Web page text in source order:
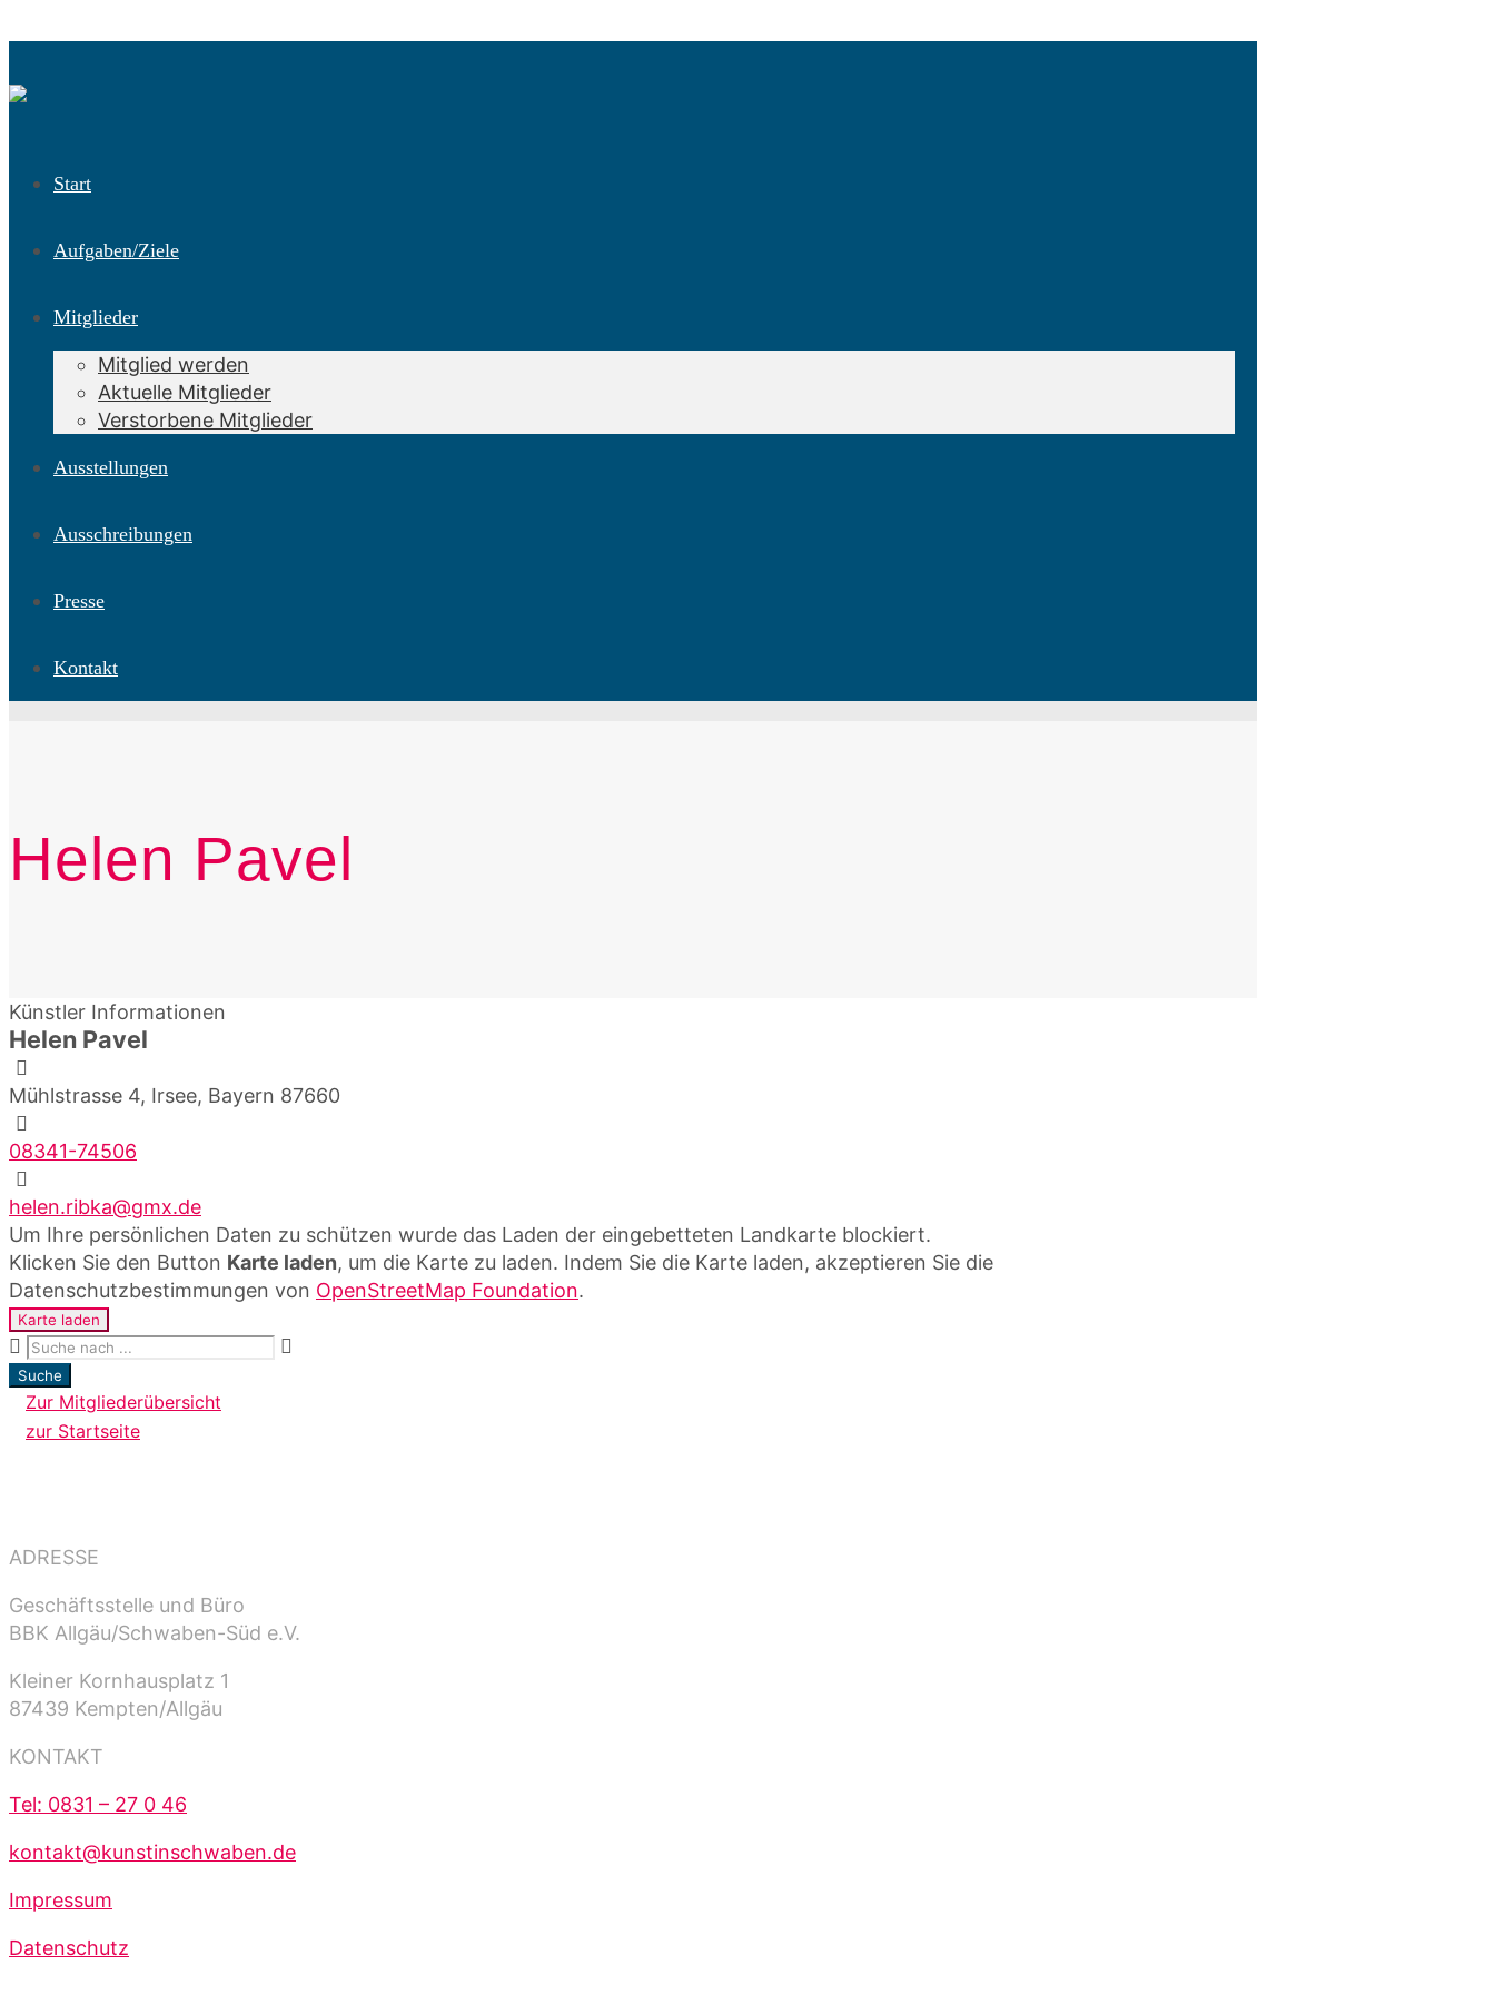
Start
Aufgaben/Ziele
Mitglieder
Mitglied werden
Aktuelle Mitglieder
Verstorbene Mitglieder
Ausstellungen
Ausschreibungen
Presse
Kontakt
Helen Pavel
Künstler Informationen
Helen Pavel
Mühlstrasse 4, Irsee, Bayern 87660
08341-74506
helen.ribka@gmx.de
Um Ihre persönlichen Daten zu schützen wurde das Laden der eingebetteten Landkarte blockiert.
Klicken Sie den Button Karte laden, um die Karte zu laden. Indem Sie die Karte laden, akzeptieren Sie die
Datenschutzbestimmungen von OpenStreetMap Foundation.
Karte laden
Suche
Zur Mitgliederübersicht
zur Startseite
ADRESSE
Geschäftsstelle und Büro
BBK Allgäu/Schwaben-Süd e.V.
Kleiner Kornhausplatz 1
87439 Kempten/Allgäu
KONTAKT
Tel: 0831 – 27 0 46
kontakt@kunstinschwaben.de
Impressum
Datenschutz